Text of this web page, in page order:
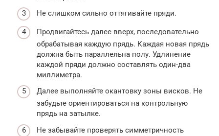
Не слишком сильно оттягивайте пряди.
Продвигайтесь далее вверх, последовательно
обрабатывая каждую прядь. Каждая новая прядь
должна быть параллельна полу. Удлинение
каждой пряди должно составлять один-два
миллиметра.
Далее выполняйте окантовку зоны висков. Не
забудьте ориентироваться на контрольную
прядь на затылке.
Не забывайте проверять симметричность